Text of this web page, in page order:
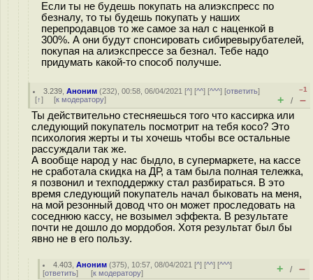
Если ты не будешь покупать на алиэкспресс по
безналу, то ты будешь покупать у наших
перепродавцов то же самое за нал с наценкой в
300%. А они будут спонсировать сибиревырубателей,
покупая на алиэкспрессе за безнал. Тебе надо
придумать какой-то способ получше.
3.239 ,Аноним (232), 00:58, 06/04/2021 [^] [^^] [^^^] [ответить]
[↑] [к модератору]
–1
+ / –
Ты действительно стесняешься того что кассирка или
следующий покупатель посмотрит на тебя косо? Это
психология жерты и ты хочешь чтобы все остальные
рассуждали так же.
А вообще народ у нас быдло, в супермаркете, на кассе
не сработала скидка на ДР, а там была полная тележка,
я позвонил и техподдержку стал разбираться. В это
время следующий покупатель начал быковать на меня,
на мой резонный довод что он может проследовать на
соседнюю кассу, не возымел эффекта. В результате
почти не дошло до мордобоя. Хотя результат был бы
явно не в его пользу.
4.403 ,Аноним (375), 10:57, 08/04/2021 [^] [^^] [^^^]
[ответить] [к модератору] + / –